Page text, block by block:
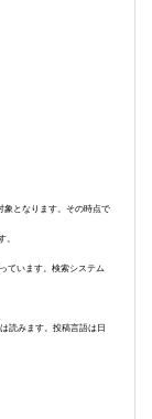
象となります。その時点で
。
ています。検索システム
読みます。投稿言語は日